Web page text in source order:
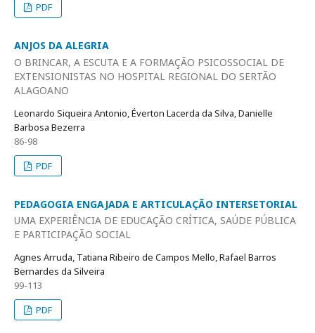
PDF
ANJOS DA ALEGRIA
O BRINCAR, A ESCUTA E A FORMAÇÃO PSICOSSOCIAL DE
EXTENSIONISTAS NO HOSPITAL REGIONAL DO SERTÃO
ALAGOANO
Leonardo Siqueira Antonio, Éverton Lacerda da Silva, Danielle
Barbosa Bezerra
86-98
PDF
PEDAGOGIA ENGAJADA E ARTICULAÇÃO INTERSETORIAL
UMA EXPERIÊNCIA DE EDUCAÇÃO CRÍTICA, SAÚDE PÚBLICA
E PARTICIPAÇÃO SOCIAL
Agnes Arruda, Tatiana Ribeiro de Campos Mello, Rafael Barros
Bernardes da Silveira
99-113
PDF